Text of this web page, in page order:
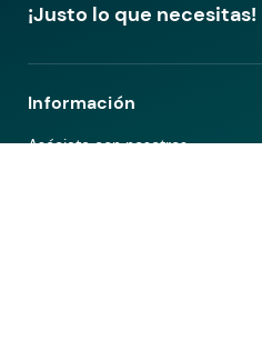
¡Justo lo que necesitas!
Información
Asóciate con nosotros